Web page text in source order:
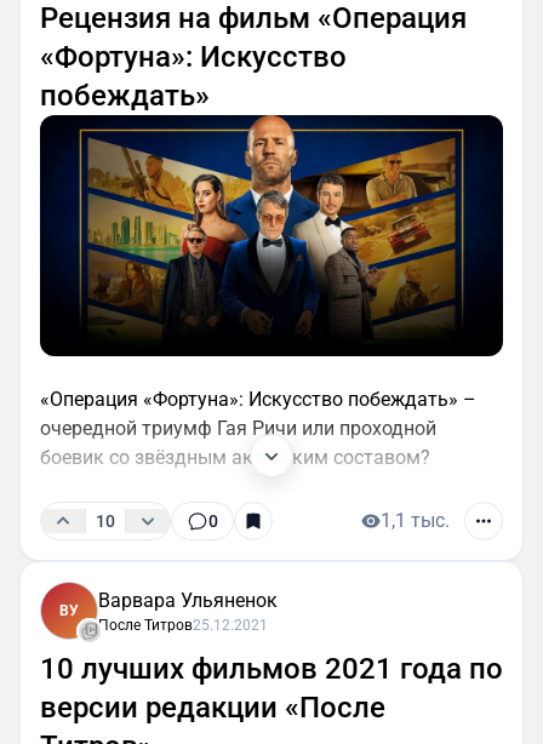
Рецензия на фильм «Операция
«Фортуна»: Искусство
побеждать»
«Операция «Фортуна»: Искусство побеждать» –
очередной триумф Гая Ричи или проходной
боевик со звёздным актёрским составом?
10 0 1,1 тыс.
ВУ Варвара Ульяненок
После Титров25.12.2021
10 лучших фильмов 2021 года по
версии редакции «После